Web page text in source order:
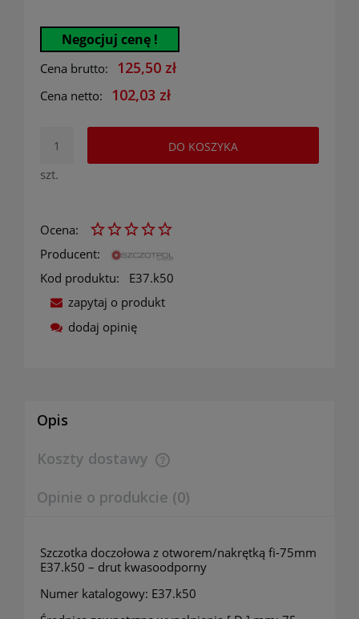
Negocjuj cenę !
Cena brutto: 125,50 zł
Cena netto: 102,03 zł
szt.
DO KOSZYKA
Ocena:
Producent:
Kod produktu:
E37.k50
zapytaj o produkt
dodaj opinię
Opis
Koszty dostawy
Cena nie zawiera ewentualnych kosztów płatności
Opinie o produkcie (0)
Szczotka doczołowa z otworem/nakrętką fi-75mm
E37.k50 – drut kwasoodporny
Numer katalogowy: E37.k50